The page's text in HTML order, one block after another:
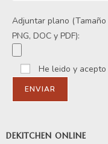
Adjuntar plano (Tamaño
PNG, DOC y PDF):
He leido y acepto
DEKITCHEN ONLINE